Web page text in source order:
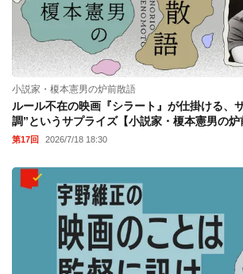
小説家・榎本憲男の炉前散語
ルール不在の映画『シラート』が仕掛ける、
調”というサプライズ【小説家・榎本憲男の炉
第17回 2026/7/18 18:30